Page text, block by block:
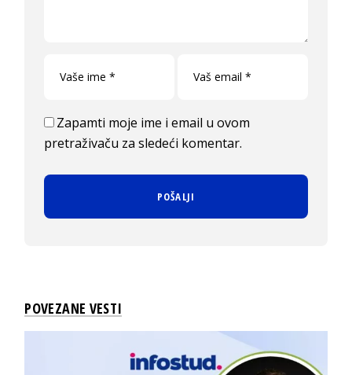
Zapamti moje ime i email u ovom
pretraživaču za sledeći komentar.
POVEZANE VESTI